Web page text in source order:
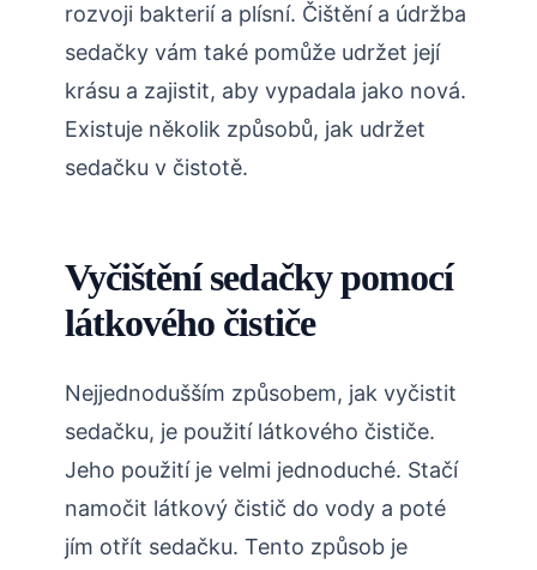
rozvoji bakterií a plísní. Čištění a údržba
sedačky vám také pomůže udržet její
krásu a zajistit, aby vypadala jako nová.
Existuje několik způsobů, jak udržet
sedačku v čistotě.
Vyčištění sedačky pomocí
látkového čističe
Nejjednodušším způsobem, jak vyčistit
sedačku, je použití látkového čističe.
Jeho použití je velmi jednoduché. Stačí
namočit látkový čistič do vody a poté
jím otřít sedačku. Tento způsob je